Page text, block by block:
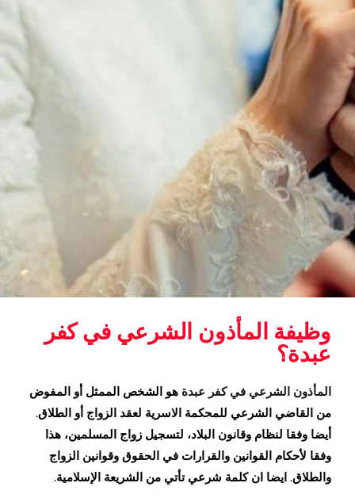
وظيفة المأذون الشرعي في كفر
عبدة؟
المأذون الشرعي في كفر عبدة هو الشخص الممثل أو المفوض
من القاضي الشرعي للمحكمة الاسرية لعقد الزواج أو الطلاق.
أيضا وفقا لنظام وقانون البلاد، لتسجيل زواج المسلمين، هذا
وفقا لأحكام القوانين والقرارات في الحقوق وقوانين الزواج
والطلاق. ايضا ان كلمة شرعي تأتي من الشريعة الإسلامية.